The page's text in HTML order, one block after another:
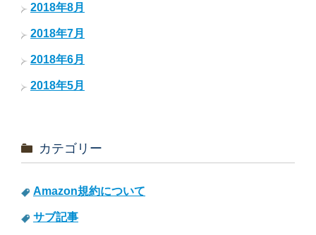
2018年8月
2018年7月
2018年6月
2018年5月
カテゴリー
Amazon規約について
サブ記事